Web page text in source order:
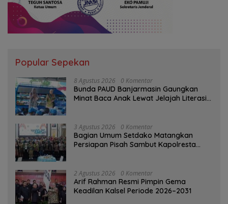
Popular Sepekan
8 Agustus 2026 0 Komentar
Bunda PAUD Banjarmasin Gaungkan
Minat Baca Anak Lewat Jelajah Literasi
3 Agustus 2026 0 Komentar
Bagian Umum Setdako Matangkan
Persiapan Pisah Sambut Kapolresta
2 Agustus 2026 0 Komentar
Arif Rahman Resmi Pimpin Gema
Keadilan Kalsel Periode 2026–2031